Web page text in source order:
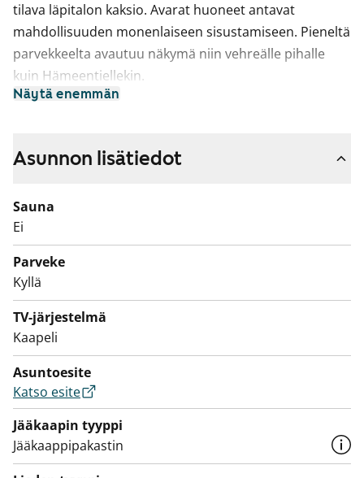
tilava läpitalon kaksio. Avarat huoneet antavat
mahdollisuuden monenlaiseen sisustamiseen. Pieneltä
parvekkeelta avautuu näkymä niin vehreälle pihalle
kuin Hämeentiellekin.
sähköliesi.
Näytä enemmän
Asunnon lisätiedot
Sauna
Ei
Parveke
Kyllä
TV-järjestelmä
Kaapeli
Asuntoesite
Katso esite
Jääkaapin tyyppi
Jääkaappipakastin